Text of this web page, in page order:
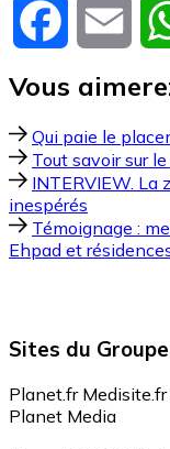
Facebook
Vous
Qui paie le
Tout savoir sur
INTERVIEW. La
inespérés
Témoignage :
Ehpad et
Sites du Groupe
Planet.fr Medisite.fr
Planet Media